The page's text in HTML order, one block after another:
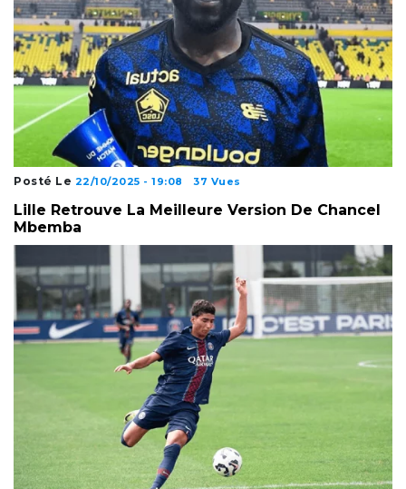
Posté Le 22/10/2025 - 19:08 37 Vues
Lille Retrouve La Meilleure Version De Chancel
Mbemba